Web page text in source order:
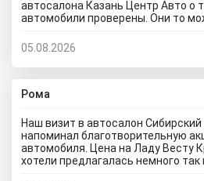
и деньги. Будьте бдительны!
равно влетит как не крути...
автосалона Казань Центр Авто о
автомобили проверены. Они то
тоже осматривал такой
Оказалось, что у машины кривой
по всей морде! А всё потому что
нормально лонжероны и полки
мне это по сути... факт что врут
цены на них, которые НАМНОГО
сайте.. Говорят ну мы же пишем
надо уточнять.... так я по
самое сказали что стоимость
какойто..почитал что пишут в
05.08.2026
Рома
Наш визит в автосалон
напоминал благотворительную
автомобиля. Цена на Ладу Весту
хотели предлагалась немного